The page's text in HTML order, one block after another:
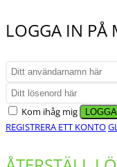
LOGGA IN PÅ
Kom ihåg mig
REGISTRERA ETT KONTO